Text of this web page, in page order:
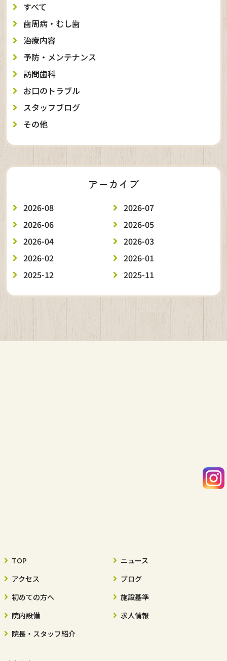
すべて
歯周病・むし歯
治療内容
予防・メンテナンス
訪問歯科
お口のトラブル
スタッフブログ
その他
アーカイブ
2026-08
2026-07
2026-06
2026-05
2026-04
2026-03
2026-02
2026-01
2025-12
2025-11
TOP
アクセス
初めての方へ
院内設備
院長・スタッフ紹介
ニュース
ブログ
施設基準
求人情報